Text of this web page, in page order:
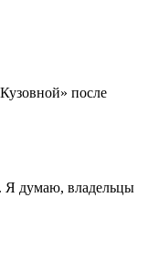
после
Я думаю, владельцы